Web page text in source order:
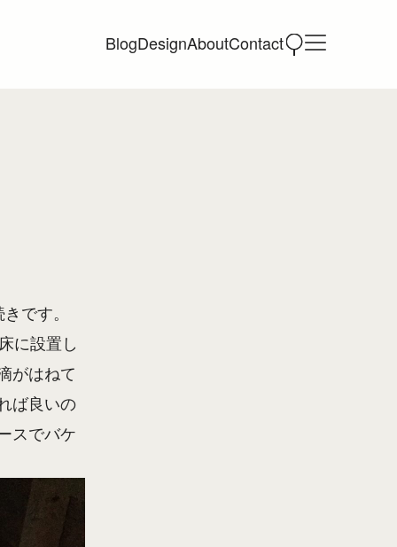
BlogDesignAboutContact
です。
に設置し
がはねて
ば良いの
スでバケ